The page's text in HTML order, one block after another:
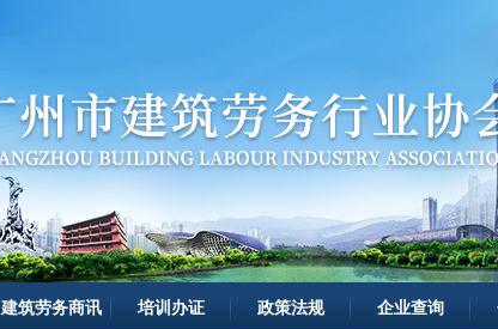
建筑劳务商讯 培训办证 政策法规 企业查询